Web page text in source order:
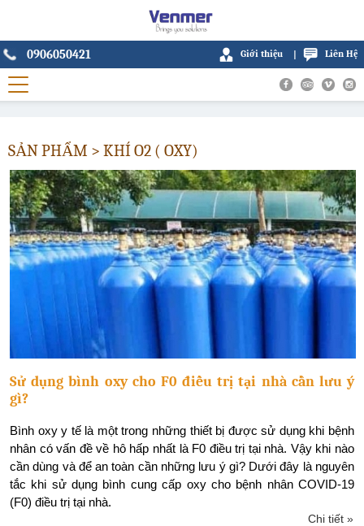
0906050421 Giới thiệu Liên Hệ
SẢN PHẨM > KHÍ O2 ( OXY)
Sử dụng bình oxy cho F0 điều trị tại nhà cần lưu ý
gì?
Bình oxy y tế là một trong những thiết bị được sử dụng khi bệnh
nhân có vấn đề về hô hấp nhất là F0 điều trị tại nhà. Vậy khi nào
cần dùng và để an toàn cần những lưu ý gì? Dưới đây là nguyên
tắc khi sử dụng bình cung cấp oxy cho bệnh nhân COVID-19
(F0) điều trị tại nhà.
Chi tiết »